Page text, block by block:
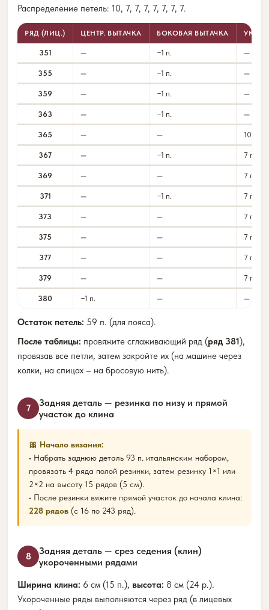
Распределение петель: 10, 7, 7, 7, 7, 7, 7, 7.
РЯД (ЛИЦ.) ЦЕНТР. ВЫТАЧКА БОКОВАЯ ВЫТАЧКА
351 — −1 п. —
355 — −1 п. —
359 — −1 п. —
363 — −1 п. —
365 — — 10 п.
367 — −1 п. 7 п.
369 — — 7 п.
371 — −1 п. 7 п.
373 — — 7 п.
375 — — 7 п.
377 — — 7 п.
379 — — 7 п.
380 −1 п. — —
Остаток петель: 59 п. (для пояса).
После таблицы: провяжите сглаживающий ряд (ряд 381),
провязав все петли, затем закройте их (на машине через
колки, на спицах – на бросовую нить).
7
Задняя деталь — резинка по низу и прямой
участок до клина
🎀 Начало вязания:
• Набрать заднюю деталь 93 п. итальянским набором,
провязать 4 ряда полой резинки, затем резинку 1×1 или
2×2 на высоту 15 рядов (5 см).
• После резинки вяжите прямой участок до начала клина:
228 рядов (с 16 по 243 ряд).
8
Задняя деталь — срез седения (клин)
укороченными рядами
Ширина клина: 6 см (15 п.), высота: 8 см (24 р.).
Укороченные ряды выполняются через ряд (в лицевых